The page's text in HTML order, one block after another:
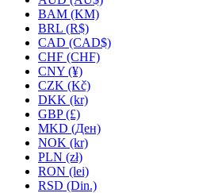
BAM (KM)
BRL (R$)
CAD (CAD$)
CHF (CHF)
CNY (¥)
CZK (Kč)
DKK (kr)
GBP (£)
MKD (Ден)
NOK (kr)
PLN (zł)
RON (lei)
RSD (Din.)